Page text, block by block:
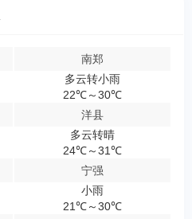
南郑
多云转小雨
22℃～30℃
洋县
多云转晴
24℃～31℃
宁强
小雨
21℃～30℃